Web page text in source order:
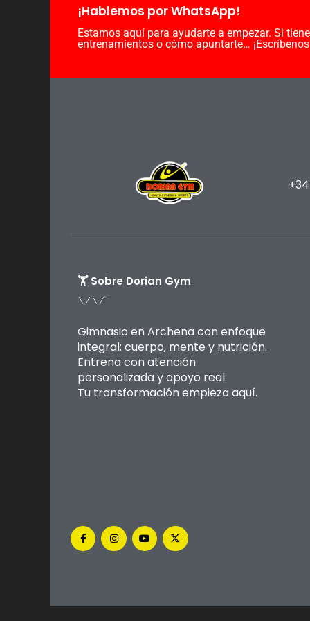
¡Hablemos por WhatsApp!
Estamos aquí para ayudarte a empezar. Si
entrenamientos o cómo apuntarte…
🏋️ Sobre Dorian Gym
Gimnasio en Archena con enfoque
integral: cuerpo, mente y nutrición.
Entrena con atención
personalizada y apoyo real.
Tu transformación empieza aquí.